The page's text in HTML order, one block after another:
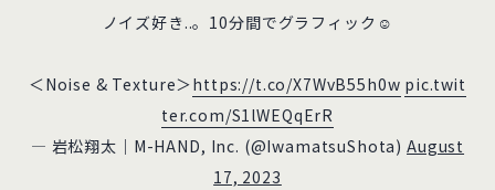
ノイズ好き..。10分間でグラフィック☺️
＜Noise & Texture＞https://t.co/X7WvB55h0w pic.twit
ter.com/S1lWEQqErR
— 岩松翔太｜M-HAND, Inc. (@IwamatsuShota)August
17, 2023